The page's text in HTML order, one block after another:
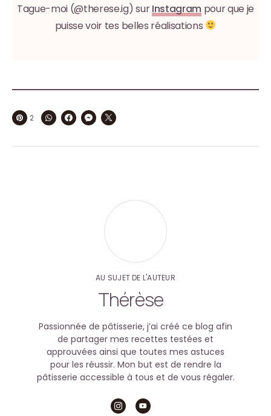
Tague-moi (@therese.ig) surInstagram pour que je
puisse voir tes belles réalisations
2
AU SUJET DE L'AUTEUR
Thérèse
Passionnée de pâtisserie, j’ai créé ce blog afin
de partager mes recettes testées et
approuvées ainsi que toutes mes astuces
pour les réussir. Mon but est de rendre la
pâtisserie accessible à tous et de vous régaler.